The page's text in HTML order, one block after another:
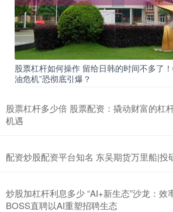
股票杠杆如何操作 留给日韩的时间不多了
油危机”恐彻底引爆？
股票杠杆多少倍 股票配资：撬动财富的杠
机遇
配资炒股配资平台知名 东吴期货万里船|投
炒股加杠杆利息多少 “AI+新生态”沙龙：效
BOSS直聘以AI重塑招聘生态